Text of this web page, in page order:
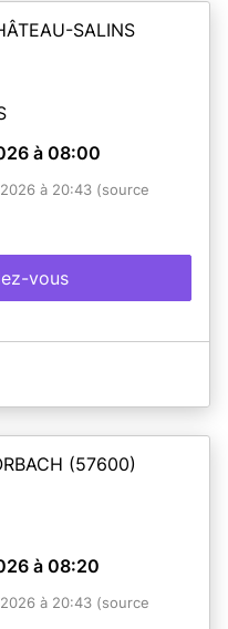
SALINS
à 08:00
à 20:43 (source
vous
(57600)
à 08:20
à 20:43 (source